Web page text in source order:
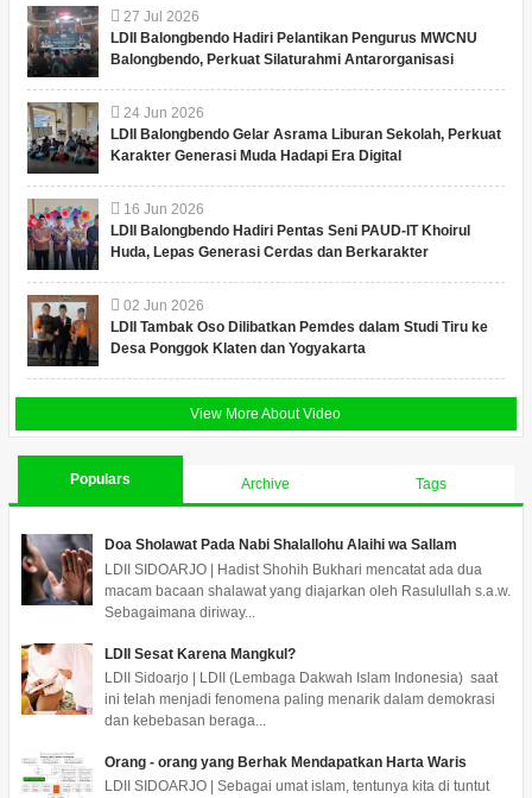
27 Jul 2026
LDII Balongbendo Hadiri Pelantikan Pengurus MWCNU
Balongbendo, Perkuat Silaturahmi Antarorganisasi
24 Jun 2026
LDII Balongbendo Gelar Asrama Liburan Sekolah, Perkuat
Karakter Generasi Muda Hadapi Era Digital
16 Jun 2026
LDII Balongbendo Hadiri Pentas Seni PAUD-IT Khoirul
Huda, Lepas Generasi Cerdas dan Berkarakter
02 Jun 2026
LDII Tambak Oso Dilibatkan Pemdes dalam Studi Tiru ke
Desa Ponggok Klaten dan Yogyakarta
View More About Video
Populars Archive Tags
Doa Sholawat Pada Nabi Shalallohu Alaihi wa Sallam
LDII SIDOARJO | Hadist Shohih Bukhari mencatat ada dua
macam bacaan shalawat yang diajarkan oleh Rasulullah s.a.w.
Sebagaimana diriway...
LDII Sesat Karena Mangkul?
LDII Sidoarjo | LDII (Lembaga Dakwah Islam Indonesia) saat
ini telah menjadi fenomena paling menarik dalam demokrasi
dan kebebasan beraga...
Orang - orang yang Berhak Mendapatkan Harta Waris
LDII SIDOARJO | Sebagai umat islam, tentunya kita di tuntut